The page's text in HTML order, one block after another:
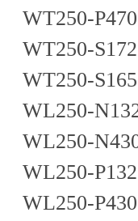
WT250-P470
WT250-S172
WT250-S165
WL250-
WL250-
WL250-P132
WL250-P430